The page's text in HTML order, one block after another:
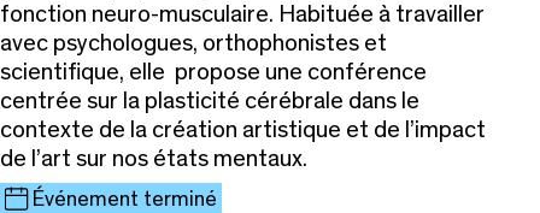
fonction neuro-musculaire. Habituée à travailler
avec psychologues, orthophonistes et
scientifique, elle propose une conférence
centrée sur la plasticité cérébrale dans le
contexte de la création artistique et de l’impact
de l’art sur nos états mentaux.
Événement terminé